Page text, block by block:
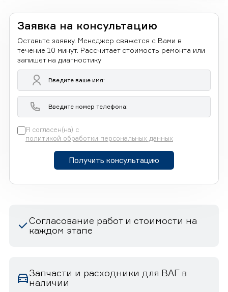
Заявка на консультацию
Оставьте заявку. Менеджер свяжется с Вами в
течение 10 минут. Рассчитает стоимость ремонта или
запишет на диагностику
Я согласен(на) с
политикой обработки персональных данных
Получить консультацию
Согласование работ и стоимости на
каждом этапе
Запчасти и расходники для ВАГ в
наличии